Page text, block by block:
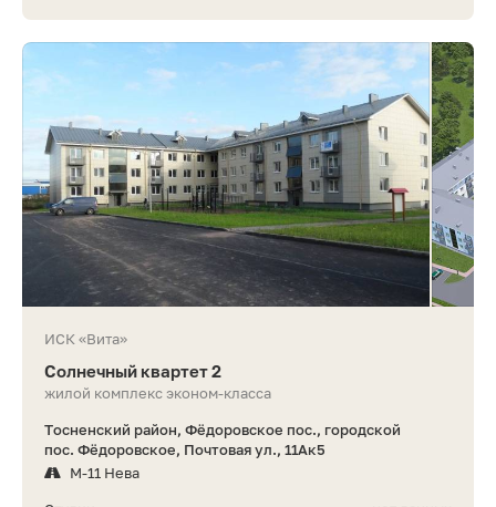
ИСК «Вита»
Солнечный квартет 2
жилой комплекс эконом-класса
Тосненский район, Фёдоровское пос., городской
пос. Фёдоровское, Почтовая ул., 11Ак5
М-11 Нева